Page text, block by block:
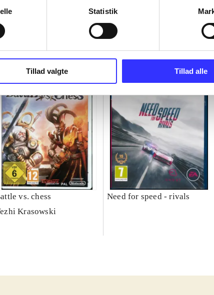
Statistik
Tillad valgte Tillad alle
vs. chess
Krasowski
Need for speed - rivals